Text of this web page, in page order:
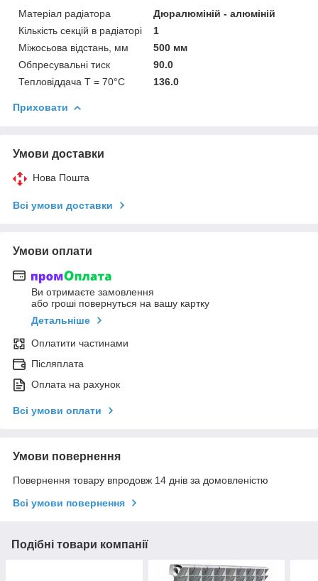
Матеріал радіатора
Дюралюміній - алюміній
Кількість секцій в радіаторі
1
Міжосьова відстань, мм
500 мм
Обпресувальні тиск
90.0
Тепловіддача T = 70°C
136.0
Приховати
Умови доставки
Нова Пошта
Всі умови доставки
Умови оплати
Ви отримаєте замовлення
або гроші повернуться на вашу картку
Детальніше
Оплатити частинами
Післяплата
Оплата на рахунок
Всі умови оплати
Умови повернення
Повернення товару впродовж 14 днів за домовленістю
Всі умови повернення
Подібні товари компанії